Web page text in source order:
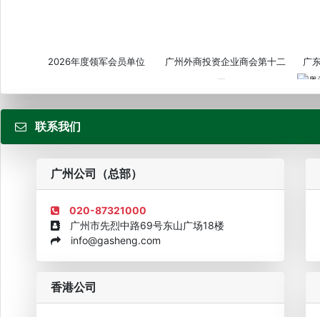
2026年度领军会员单位
广州外商投资企业商会第十二
届...
广
企业诚信AAAAA奖牌2015 欧美澳最具价值品牌移民机构
联系我们
广州公司（总部）
020-87321000
广州市先烈中路69号东山广场18楼
info@gasheng.com
香港公司